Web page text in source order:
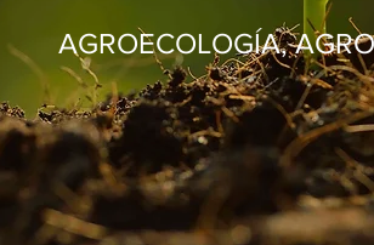
AGROECOLOGÍA,